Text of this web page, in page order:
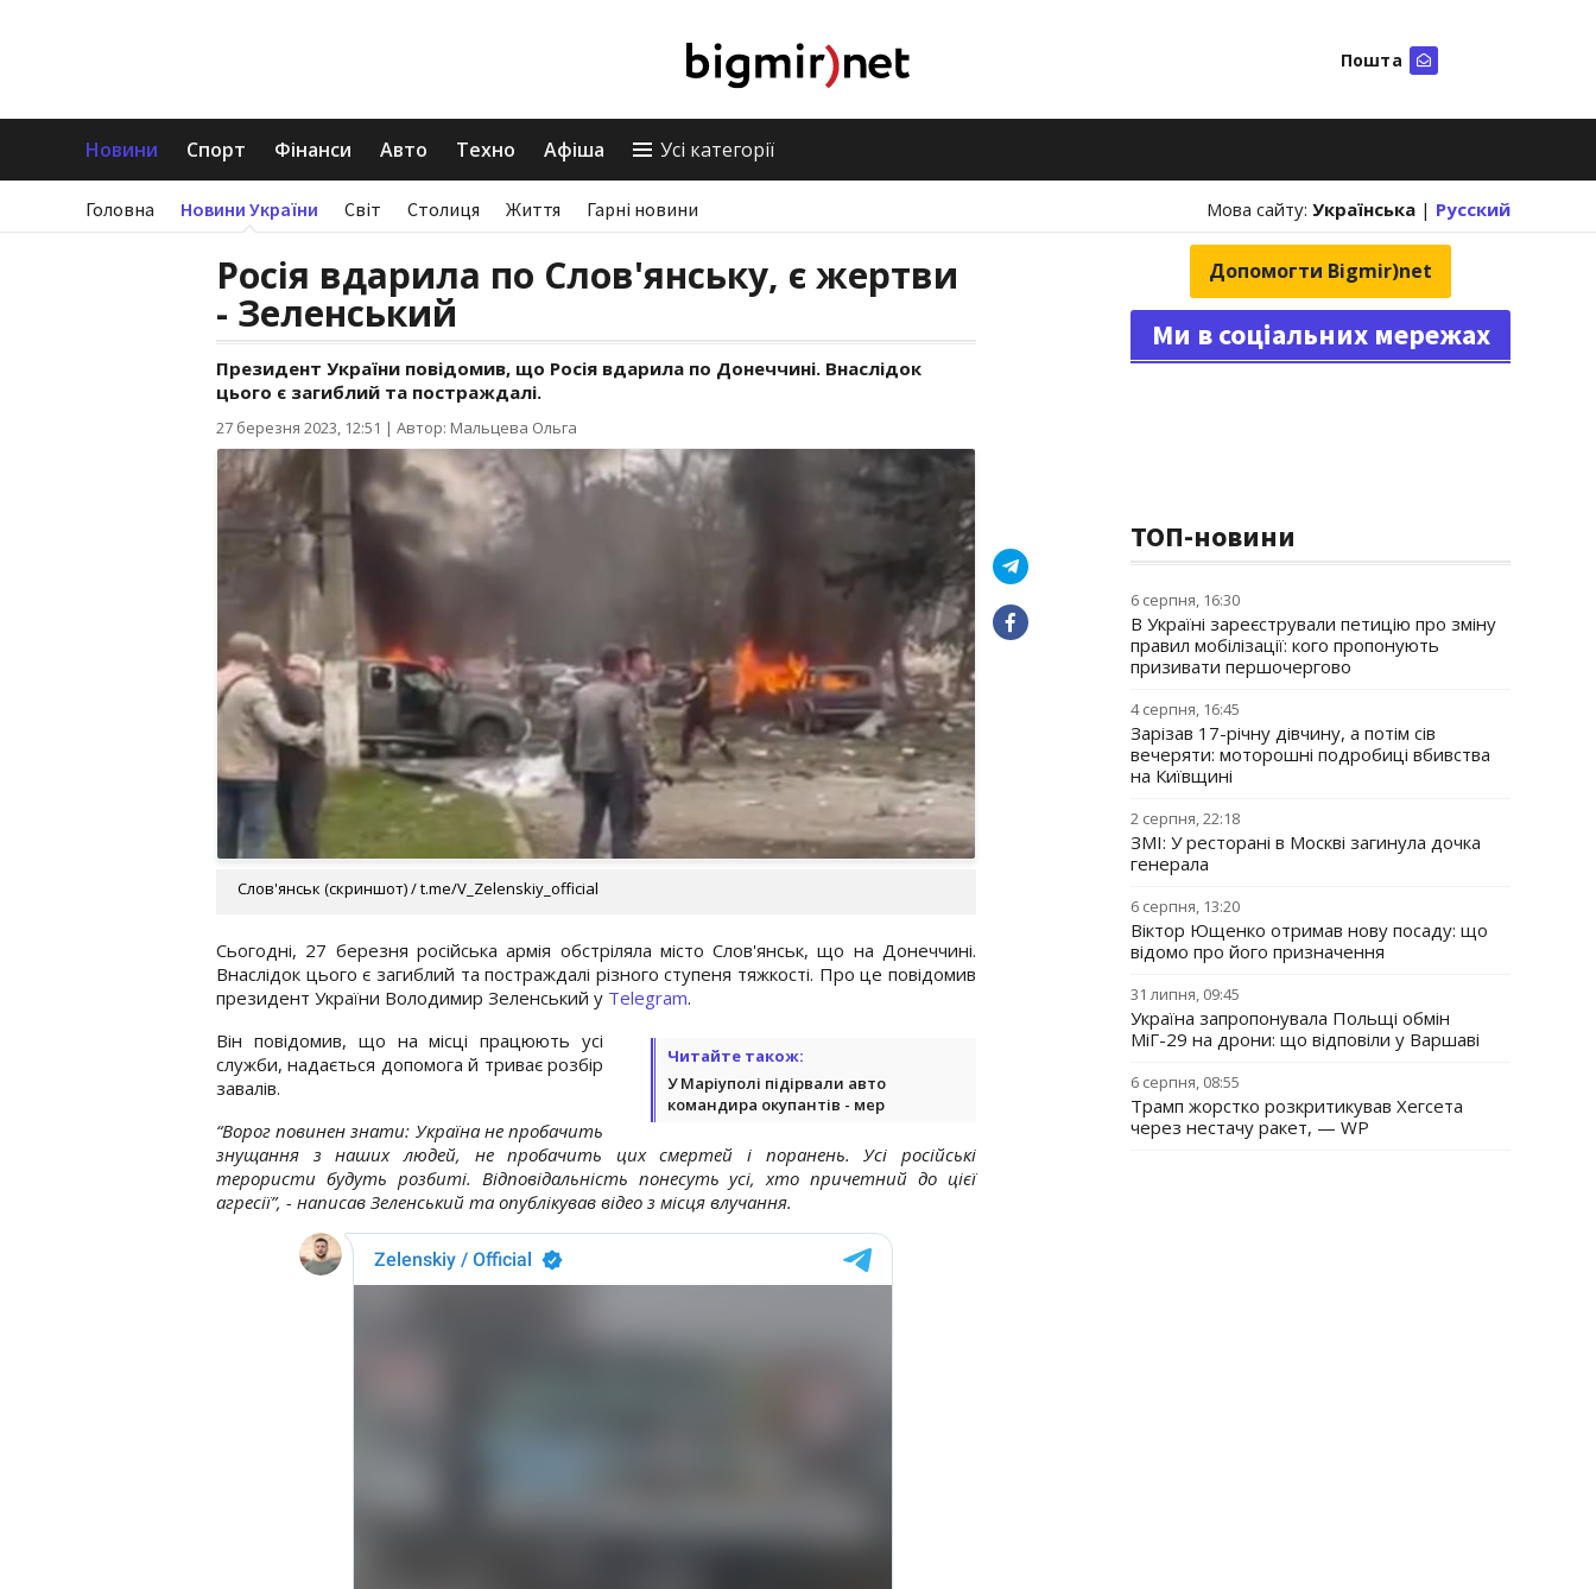
Пошта
Новини Спорт Фінанси Авто Техно Афіша Усі категорії
Головна Новини України Світ Столиця Життя Гарні новини Мова сайту: Українська | Русский
Росія вдарила по Слов'янську, є жертви
- Зеленський
Президент України повідомив, що Росія вдарила по Донеччині. Внаслідок
цього є загиблий та постраждалі.
27 березня 2023, 12:51 | Автор: Мальцева Ольга
Слов'янськ (скриншот) / t.me/V_Zelenskiy_official
Сьогодні, 27 березня російська армія обстріляла місто Слов'янськ, що на Донеччині.
Внаслідок цього є загиблий та постраждалі різного ступеня тяжкості. Про це повідомив
президент України Володимир Зеленський у Telegram.
Читайте також:
У Маріуполі підірвали авто
командира окупантів - мер
Він повідомив, що на місці працюють усі
служби, надається допомога й триває розбір
завалів.
“Ворог повинен знати: Україна не пробачить
знущання з наших людей, не пробачить цих смертей і поранень. Усі російські
терористи будуть розбиті. Відповідальність понесуть усі, хто причетний до цієї
агресії”, - написав Зеленський та опублікував відео з місця влучання.
Допомогти Bigmir)net
Ми в соціальних мережах
ТОП-новини
6 серпня, 16:30
В Україні зареєстрували петицію про зміну
правил мобілізації: кого пропонують
призивати першочергово
4 серпня, 16:45
Зарізав 17-річну дівчину, а потім сів
вечеряти: моторошні подробиці вбивства
на Київщині
2 серпня, 22:18
ЗМІ: У ресторані в Москві загинула дочка
генерала
6 серпня, 13:20
Віктор Ющенко отримав нову посаду: що
відомо про його призначення
31 липня, 09:45
Україна запропонувала Польщі обмін
МіГ-29 на дрони: що відповіли у Варшаві
6 серпня, 08:55
Трамп жорстко розкритикував Хегсета
через нестачу ракет, — WP